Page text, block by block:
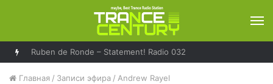
Ruben de Ronde – Statement! Radio 032
Главная / Записи эфира / Andrew Rayel